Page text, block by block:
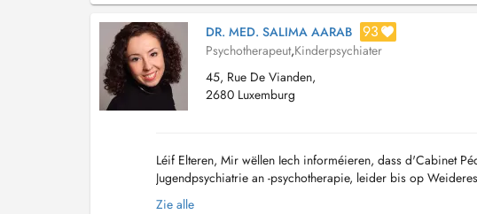
DR. MED. SALIMA AARAB 93
Psychotherapeut,Kinderpsychiater
45, Rue De Vianden,
2680 Luxemburg
Léif Elteren, Mir wëllen Iech informéieren, dass d'Cabinet
Jugendpsychiatrie an -psychotherapie, leider bis op
dësem Beräich ze fannen, kënnt Dir gären d'Websäit ...
Zie alle